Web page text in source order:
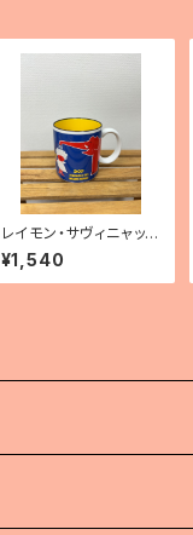
レイモン・サヴィニャッ
ク マグカップ 「ドッ
プ」
¥1,540